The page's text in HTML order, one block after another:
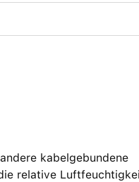
kabelgebundene
relative